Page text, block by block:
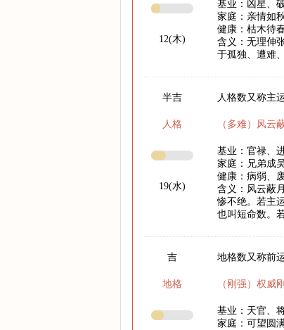
12(木)
基业：凶星、
家庭：亲情如
健康：枯木待
含义：无理伸
于孤独、遭难
半吉
人格
19(水)
人格数又称主
（多难）风云
基业：官禄、
家庭：兄弟成
健康：病弱、
含义：风云蔽
惨不绝。若主
也叫短命数。
吉
地格
地格数又称前
（刚强）权威
基业：天官、
家庭：可望圆